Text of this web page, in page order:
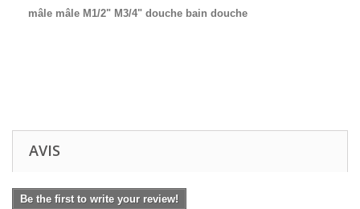
mâle mâle M1/2" M3/4" douche bain douche
AVIS
Be the first to write your review!